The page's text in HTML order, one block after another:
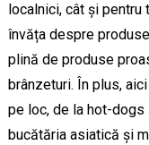
localnici, cât și
învăța despre
plină de produse
brânzeturi. În plus,
pe loc, de la hot-dogs
bucătăria asiatică și